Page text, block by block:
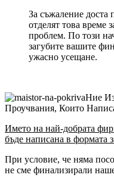
За съжаление доста
отделят това време
проблем. По този
загубите вашите
ужасно усещане.
Ние
Проучвания, Които
Името на най-добрата
бъде написана в формата
При условие, че няма
не сме финализирали